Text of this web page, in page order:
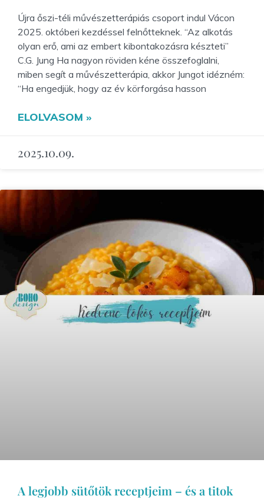
Újra őszi-téli művészetterápiás csoport indul Vácon
2025. októberi kezdéssel felnőtteknek. “Az alkotás
olyan erő, ami az embert kibontakozásra készteti”
C.G. Jung Ha nagyon röviden kéne összefoglalni,
miben segít a művészetterápia, akkor Jungot idézném:
“Ha engedjük, hogy az év körforgása hasson
ELOLVASOM »
2025.10.09.
A legjobb sütőtök receptjeim – és a titok